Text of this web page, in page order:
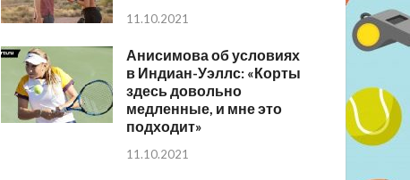
11.10.2021
Анисимова об условиях
в Индиан-Уэллс: «Корты
здесь довольно
медленные, и мне это
подходит»
11.10.2021